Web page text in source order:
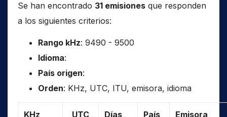
Se han encontrado 31 emisiones que responden
a los siguientes criterios:
Rango kHz: 9490 - 9500
Idioma:
País origen:
Orden: KHz, UTC, ITU, emisora, idioma
KHz UTC Días País Emisora